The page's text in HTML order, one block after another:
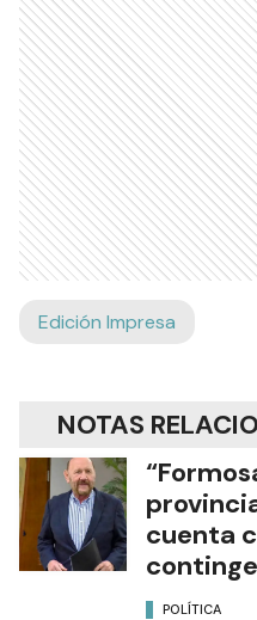
Edición Impresa
NOTAS
cuenta
POLÍTICA